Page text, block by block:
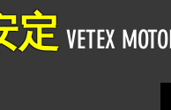
定 VETEX